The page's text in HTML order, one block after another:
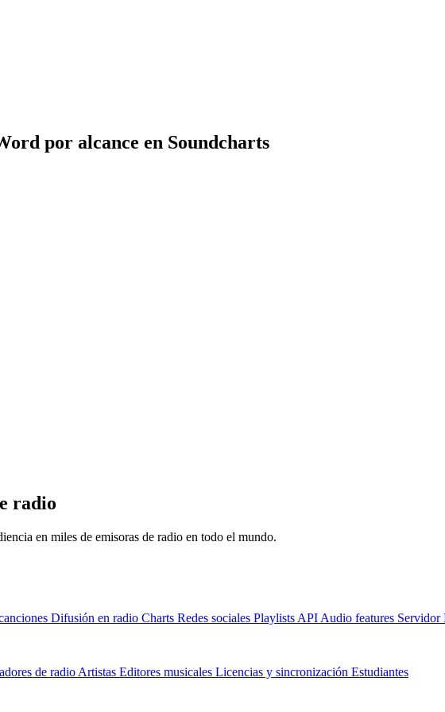
por alcance en Soundcharts
radio
en miles de emisoras de radio en todo el mundo.
Difusión en radio Charts Redes sociales Playlists API Audio features Servidor
de radio Artistas Editores musicales Licencias y sincronización Estudiantes